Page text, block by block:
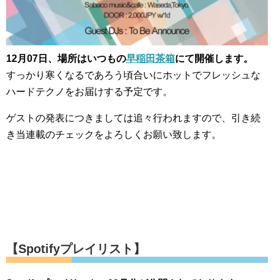
12月07日、場所はいつもの早稲田茶箱にて開催します。
すっかり寒くなるであろう頃合いにホットでフレッシュな
ハードテクノをお届けする予定です。
ゲストの発表につきましては追々行われますので、引き続
き当連載のチェックをよろしくお願い致します。
【Spotifyプレイリスト】